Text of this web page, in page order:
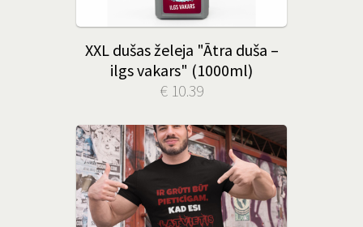
XXL dušas želeja "Ātra duša –
ilgs vakars" (1000ml)
€ 10.39